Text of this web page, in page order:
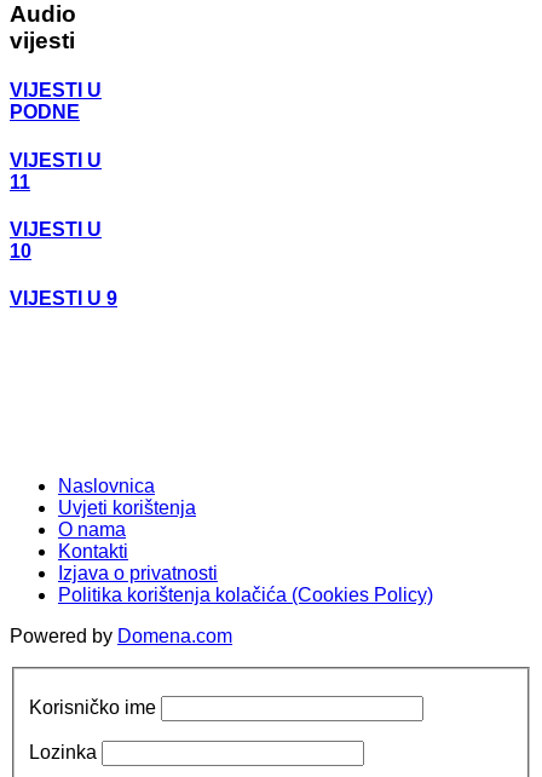
Audio
vijesti
VIJESTI U
PODNE
VIJESTI U
11
VIJESTI U
10
VIJESTI U 9
Naslovnica
Uvjeti korištenja
O nama
Kontakti
Izjava o privatnosti
Politika korištenja kolačića (Cookies Policy)
Powered by Domena.com
Korisničko ime
Lozinka